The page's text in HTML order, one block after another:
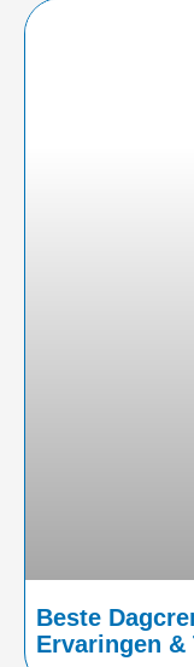
Beste
Ervaringen &